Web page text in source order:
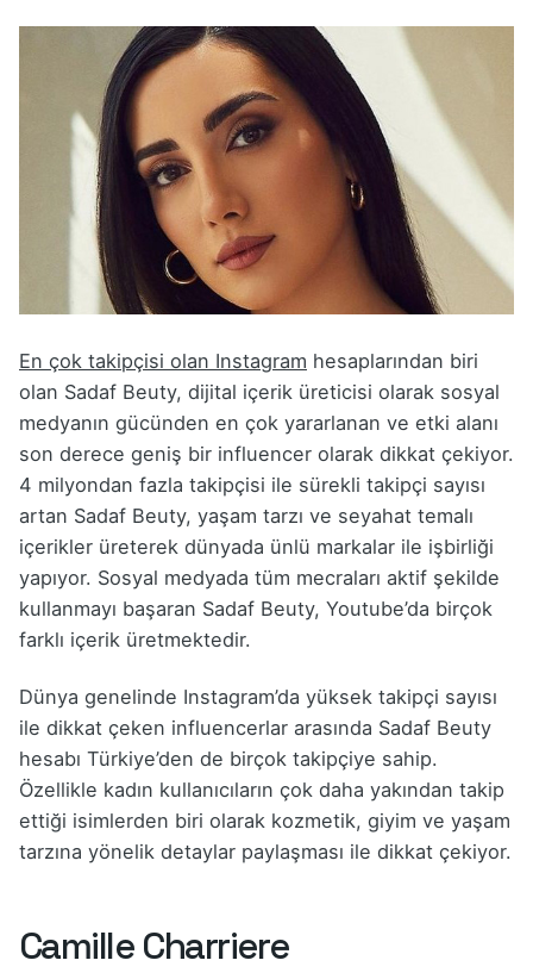
En çok takipçisi olan Instagram hesaplarından biri
olan Sadaf Beuty, dijital içerik üreticisi olarak sosyal
medyanın gücünden en çok yararlanan ve etki alanı
son derece geniş bir influencer olarak dikkat çekiyor.
4 milyondan fazla takipçisi ile sürekli takipçi sayısı
artan Sadaf Beuty, yaşam tarzı ve seyahat temalı
içerikler üreterek dünyada ünlü markalar ile işbirliği
yapıyor. Sosyal medyada tüm mecraları aktif şekilde
kullanmayı başaran Sadaf Beuty, Youtube’da birçok
farklı içerik üretmektedir.
Dünya genelinde Instagram’da yüksek takipçi sayısı
ile dikkat çeken influencerlar arasında Sadaf Beuty
hesabı Türkiye’den de birçok takipçiye sahip.
Özellikle kadın kullanıcıların çok daha yakından takip
ettiği isimlerden biri olarak kozmetik, giyim ve yaşam
tarzına yönelik detaylar paylaşması ile dikkat çekiyor.
Camille Charriere